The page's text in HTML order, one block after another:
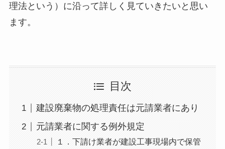
理法という）に沿って詳しく見ていきたいと思い
ます。
目次
建設廃棄物の処理責任は元請業者にあり
元請業者に関する例外規定
１．下請け業者が建設工事現場内で保管